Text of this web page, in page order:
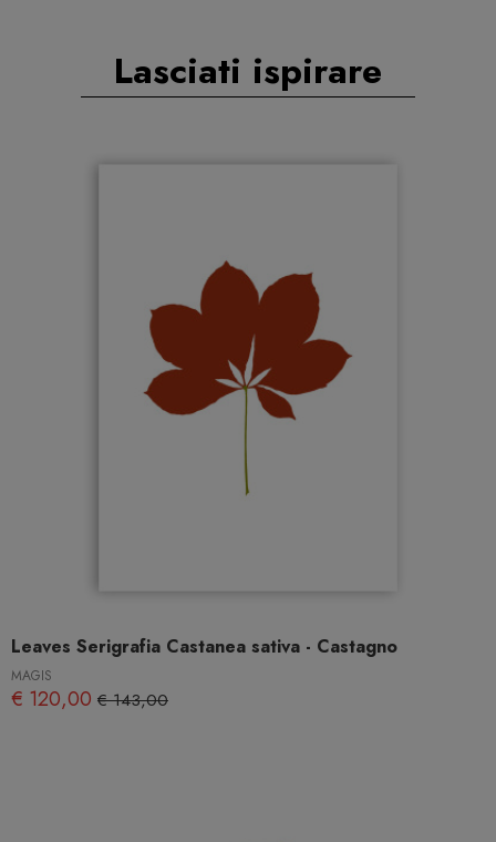
Lasciati ispirare
Leaves Serigrafia Castanea sativa - Castagno
MAGIS
€ 120,00 € 143,00